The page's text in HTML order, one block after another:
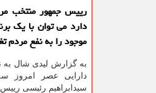
رییس جمهور منتخب
دارد می توان با یک
موجود را به نفع مردم
به گزارش لیدی شال به
دارایی عصر امروز
سیدابراهیم رئیسی